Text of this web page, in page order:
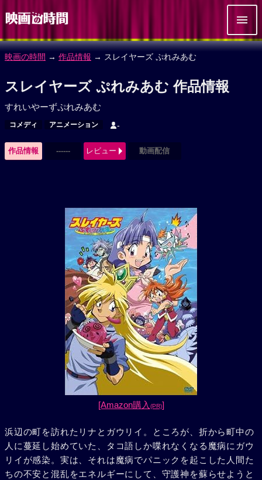
映画の時間 → 作品情報 → スレイヤーズ ぷれみあむ
スレイヤーズ ぷれみあむ 作品情報
すれいやーずぷれみあむ
コメディ アニメーション -
作品情報 ------ レビュー 動画配信
[Amazon購入 (PR)]
浜辺の町を訪れたリナとガウリイ。ところが、折から町中の
人に蔓延し始めていた、タコ語しか喋れなくなる魔病にガウ
リイが感染。実は、それは魔病でパニックを起こした人間た
ちの不安と混乱をエネルギーにして、守護神を蘇らせようと